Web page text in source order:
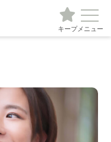
キープメニュー